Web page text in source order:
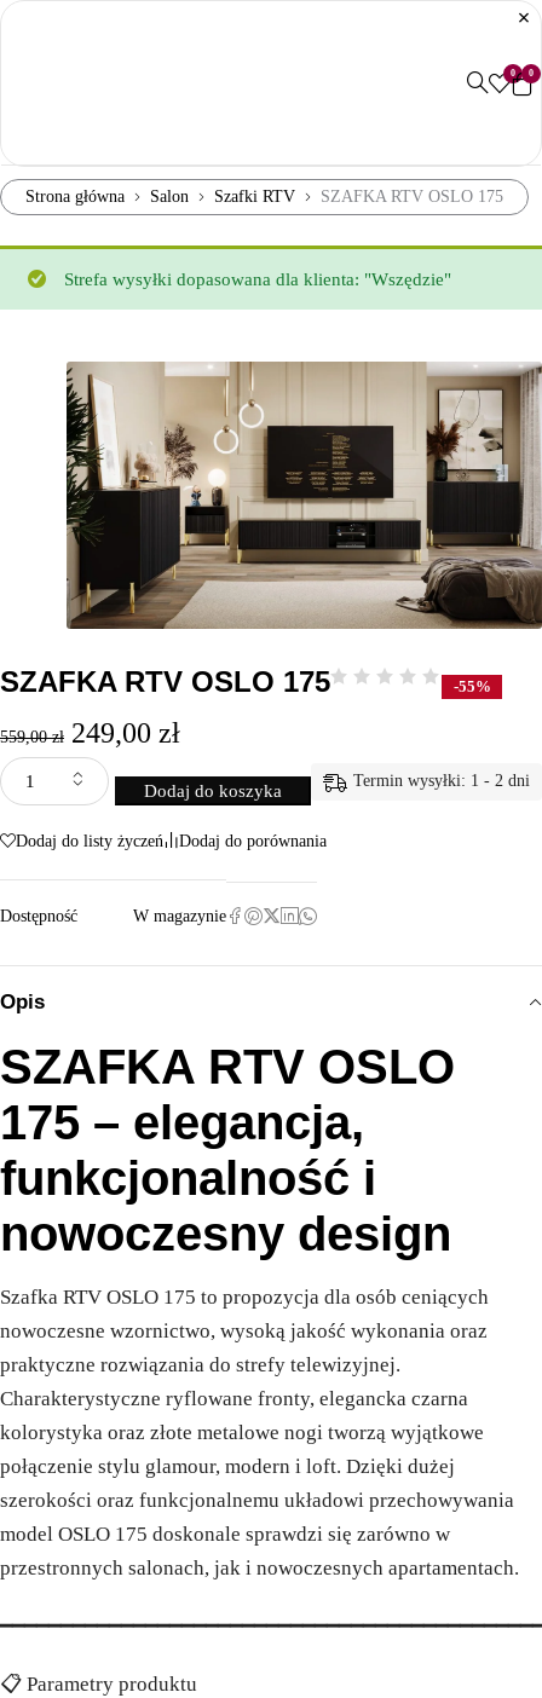
0 0
Strona główna Salon Szafki RTV SZAFKA RTV OSLO 175
Strefa wysyłki dopasowana dla klienta: "Wszędzie"
SZAFKA RTV OSLO 175 -55%
559,00zł 249,00 zł
Dodaj do koszyka
Termin wysyłki: 1 - 2 dni
Dodaj do listy życzeń Dodaj do porównania
Dostępność W magazynie
Opis
SZAFKA RTV OSLO
175 – elegancja,
funkcjonalność i
nowoczesny design
Szafka RTV OSLO 175 to propozycja dla osób ceniących
nowoczesne wzornictwo, wysoką jakość wykonania oraz
praktyczne rozwiązania do strefy telewizyjnej.
Charakterystyczne ryflowane fronty, elegancka czarna
kolorystyka oraz złote metalowe nogi tworzą wyjątkowe
połączenie stylu glamour, modern i loft. Dzięki dużej
szerokości oraz funkcjonalnemu układowi przechowywania
model OSLO 175 doskonale sprawdzi się zarówno w
przestronnych salonach, jak i nowoczesnych apartamentach.
📋 Parametry produktu